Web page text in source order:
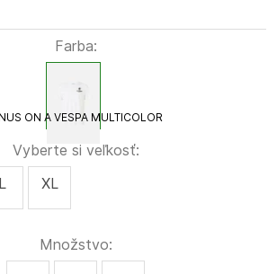
Farba:
ON A VESPA MULTICOLOR
Vyberte si veľkosť:
L XL
Množstvo: